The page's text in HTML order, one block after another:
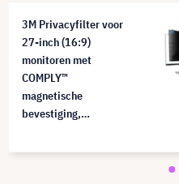
3M Privacyfilter voor
27-inch (16:9)
monitoren met
COMPLY™
magnetische
bevestiging,